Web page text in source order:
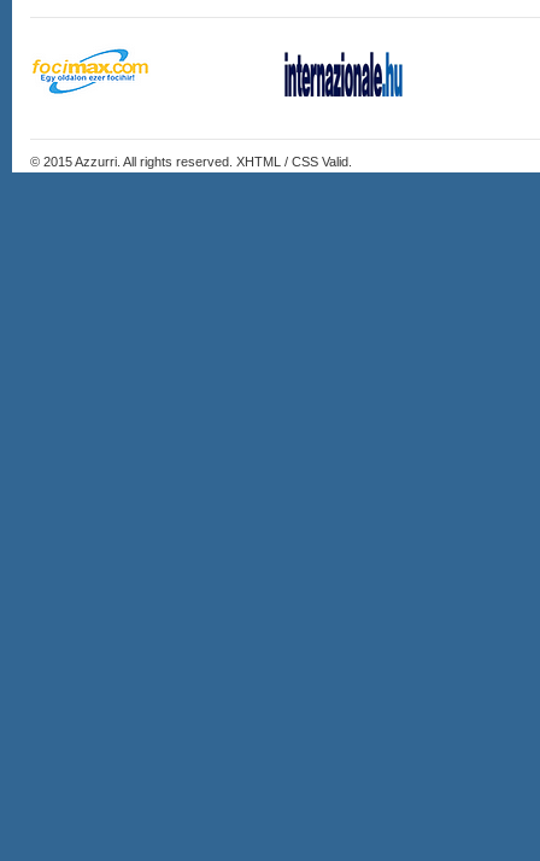
© 2015Azzurri . All rights reserved. XHTML / CSS Valid.